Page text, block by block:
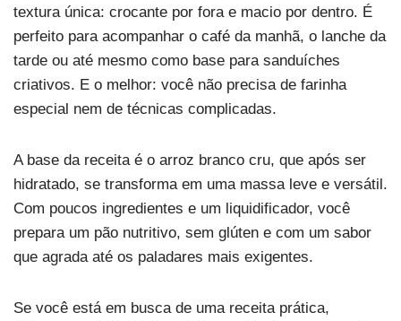
textura única: crocante por fora e macio por dentro. É
perfeito para acompanhar o café da manhã, o lanche da
tarde ou até mesmo como base para sanduíches
criativos. E o melhor: você não precisa de farinha
especial nem de técnicas complicadas.
A base da receita é o arroz branco cru, que após ser
hidratado, se transforma em uma massa leve e versátil.
Com poucos ingredientes e um liquidificador, você
prepara um pão nutritivo, sem glúten e com um sabor
que agrada até os paladares mais exigentes.
Se você está em busca de uma receita prática,